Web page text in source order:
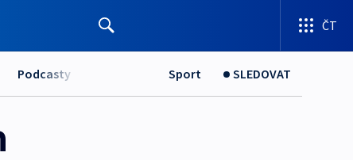
ČT
Podcasty Sport SLEDOVAT